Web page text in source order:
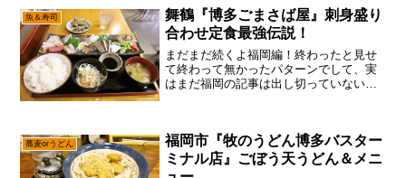
だったら読む度に少しづつ”博多”が分かる
感じの方が良いかな～...
魚＆寿司
舞鶴『博多ごまさば屋』刺身盛り
合わせ定食最強伝説！
まだまだ続くよ福岡編！終わったと見せ
て終わって無かったパターンでして、実
はまだ福岡の記事は出し切っていない可
イトの視聴率もドーンと下...
蕎麦orうどん
福岡市『牧のうどん博多バスター
ミナル店』ごぼう天うどん＆メニ